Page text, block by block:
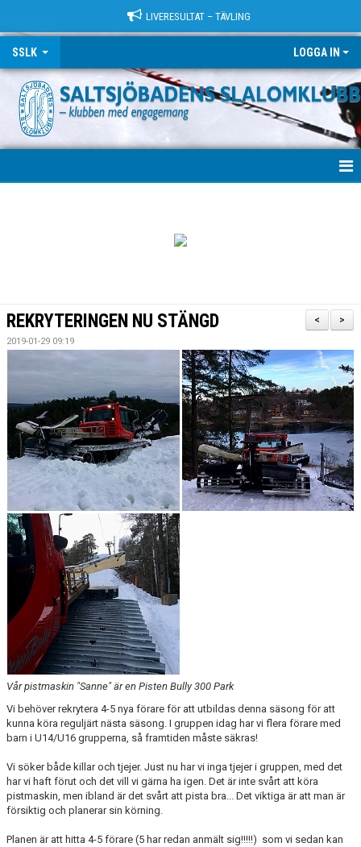
LIVERESULTAT – TÄVLING
SSLK LOGGA IN
TÄVLING
KALENDER
SALTISBACKEN
DOKUMENT
KONTAKT
PARTNERSKAP
>
<
REKRYTERINGEN NU STÄNGD
2019-01-29 09:19
Vår pistmaskin "Sanne" är en Pisten Bully 300 Park
Vi behöver rekrytera 4-5 nya förare för att utbildas denna säsong för att
kunna köra reguljärt nästa säsong. I gruppen idag har vi flera förare med
barn i U14/U16 grupperna, så framtiden måste säkras!
Vi söker både killar och tjejer. Just nu har vi inga tjejer i gruppen, med det
har vi haft förut och det vill vi gärna ha igen. Det är inte svårt att köra
pistmaskin, men ibland är det svårt att pista bra... Det viktiga är att man är
försiktig och planerar sin körning.
Planen är att hitta 4-5 förare (5 har redan anmält sig!!!!!) som vi sedan kan